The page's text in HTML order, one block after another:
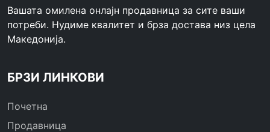
Вашата омилена онлајн продавница за сите ваши
потреби. Нудиме квалитет и брза достава низ цела
Македонија.
БРЗИ ЛИНКОВИ
Почетна
Продавница